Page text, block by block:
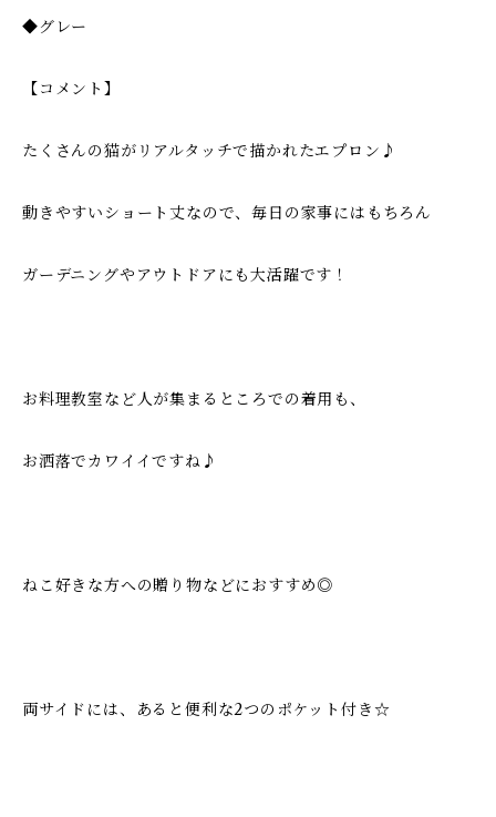
◆グレー
【コメント】
たくさんの猫がリアルタッチで描かれたエプロン♪
動きやすいショート丈なので、毎日の家事にはもちろん
ガーデニングやアウトドアにも大活躍です！
お料理教室など人が集まるところでの着用も、
お洒落でカワイイですね♪
ねこ好きな方への贈り物などにおすすめ◎
両サイドには、あると便利な2つのポケット付き☆